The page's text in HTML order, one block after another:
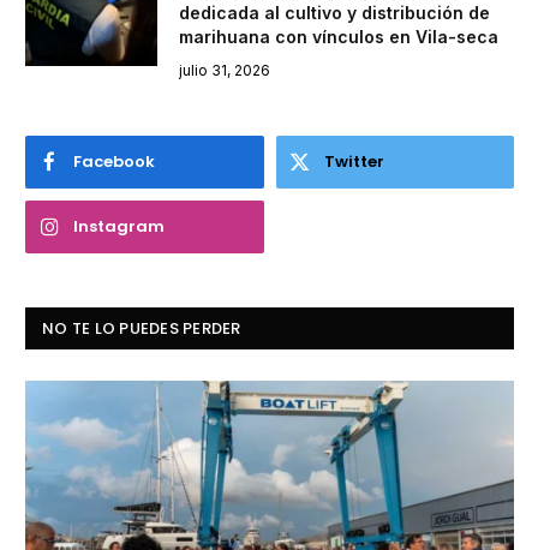
dedicada al cultivo y distribución de
marihuana con vínculos en Vila-seca
julio 31, 2026
Facebook Twitter
Instagram
NO TE LO PUEDES PERDER